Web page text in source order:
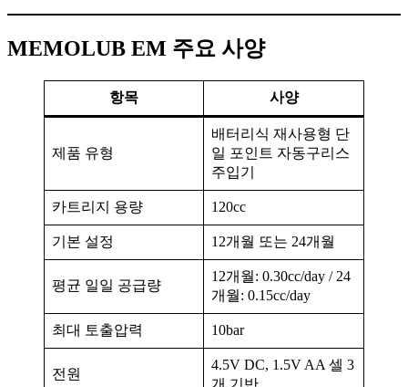
MEMOLUB EM 주요 사양
항목 사양
제품 유형
배터리식 재사용형 단
일 포인트 자동구리스
주입기
카트리지 용량 120cc
기본 설정 12개월 또는 24개월
평균 일일 공급량
12개월: 0.30cc/day / 24
개월: 0.15cc/day
최대 토출압력 10bar
전원
4.5V DC, 1.5V AA 셀 3